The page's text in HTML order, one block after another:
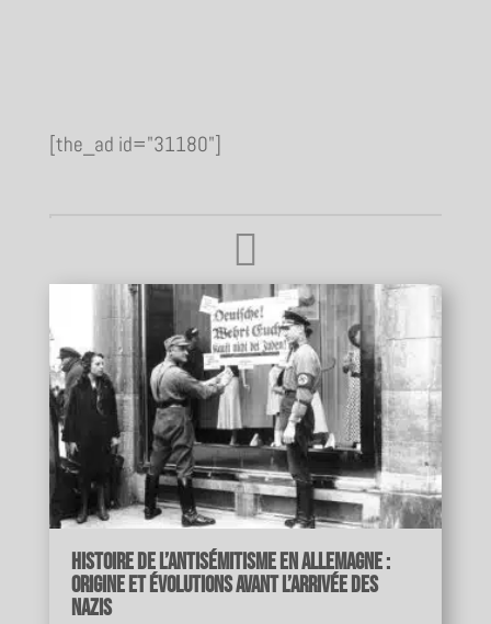
[the_ad id="31180"]

Histoire de l’antisémitisme en Allemagne :
origine et évolutions avant l’arrivée des
nazis